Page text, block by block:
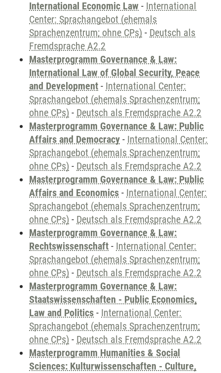
International Economic Law - International
Center: Sprachangebot (ehemals
Sprachenzentrum; ohne CPs) - Deutsch als
Fremdsprache A2.2
Masterprogramm Governance & Law:
International Law of Global Security, Peace
and Development - International Center:
Sprachangebot (ehemals Sprachenzentrum;
ohne CPs) - Deutsch als Fremdsprache A2.2
Masterprogramm Governance & Law: Public
Affairs and Democracy - International Center:
Sprachangebot (ehemals Sprachenzentrum;
ohne CPs) - Deutsch als Fremdsprache A2.2
Masterprogramm Governance & Law: Public
Affairs and Economics - International Center:
Sprachangebot (ehemals Sprachenzentrum;
ohne CPs) - Deutsch als Fremdsprache A2.2
Masterprogramm Governance & Law:
Rechtswissenschaft - International Center:
Sprachangebot (ehemals Sprachenzentrum;
ohne CPs) - Deutsch als Fremdsprache A2.2
Masterprogramm Governance & Law:
Staatswissenschaften - Public Economics,
Law and Politics - International Center:
Sprachangebot (ehemals Sprachenzentrum;
ohne CPs) - Deutsch als Fremdsprache A2.2
Masterprogramm Humanities & Social
Sciences: Kulturwissenschaften - Culture,